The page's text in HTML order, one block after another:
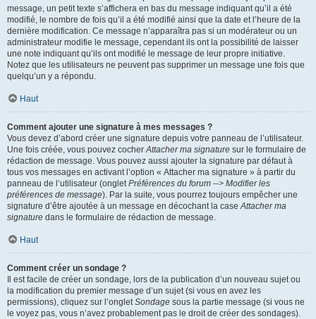
message, un petit texte s’affichera en bas du message indiquant qu’il a été
modifié, le nombre de fois qu’il a été modifié ainsi que la date et l’heure de la
dernière modification. Ce message n’apparaîtra pas si un modérateur ou un
administrateur modifie le message, cependant ils ont la possibilité de laisser
une note indiquant qu’ils ont modifié le message de leur propre initiative.
Notez que les utilisateurs ne peuvent pas supprimer un message une fois que
quelqu’un y a répondu.
Haut
Comment ajouter une signature à mes messages ?
Vous devez d’abord créer une signature depuis votre panneau de l’utilisateur.
Une fois créée, vous pouvez cocherAttacher ma signature sur le formulaire de
rédaction de message. Vous pouvez aussi ajouter la signature par défaut à
tous vos messages en activant l’option « Attacher ma signature » à partir du
panneau de l’utilisateur (ongletPréférences du forum --> Modifier les
préférences de message). Par la suite, vous pourrez toujours empêcher une
signature d’être ajoutée à un message en décochant la caseAttacher ma
signature dans le formulaire de rédaction de message.
Haut
Comment créer un sondage ?
Il est facile de créer un sondage, lors de la publication d’un nouveau sujet ou
la modification du premier message d’un sujet (si vous en avez les
permissions), cliquez sur l’ongletSondage sous la partie message (si vous ne
le voyez pas, vous n’avez probablement pas le droit de créer des sondages).